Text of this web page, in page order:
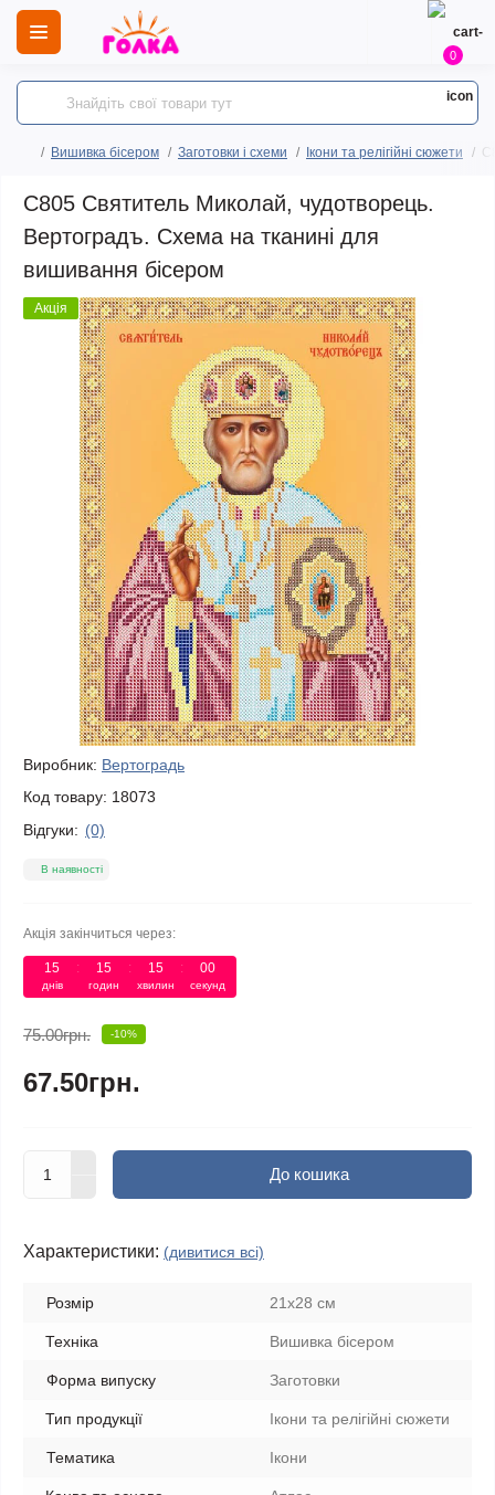
0
Вишивка бісером Заготовки і схеми Ікони та релігійні сюжети
C805 Святитель Миколай, чудотворець.
Вертоградъ. Схема на тканині для
вишивання бісером
Акція
Виробник: Вертоградь
Код товару: 18073
Відгуки: (0)
В наявності
Акція закінчиться через:
15
днів
: 15
годин
: 15
хвилин
: 00
секунд
75.00грн. -10%
67.50грн.
До кошика
Характеристики: (дивитися всі)
Розмір 21х28 см
Техніка Вишивка бісером
Форма випуску Заготовки
Тип продукції Ікони та релігійні сюжети
Тематика Ікони